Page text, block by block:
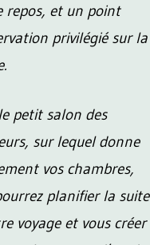
repos, et un point
privilégié sur la
petit salon des
sur lequel donne
vos chambres,
planifier la suite
voyage et vous créer